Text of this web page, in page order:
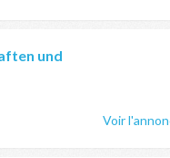
und
Voir